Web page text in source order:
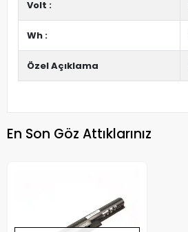
Volt :
Wh :
Özel Açıklama
En Son Göz Attıklarınız